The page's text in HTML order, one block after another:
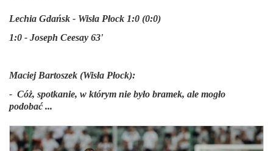
Lechia Gdańsk - Wisła Płock 1:0 (0:0)
1:0 - Joseph Ceesay 63'
Maciej Bartoszek (Wisła Płock):
- Cóż, spotkanie, w którym nie było bramek, ale mogło
podobać ...